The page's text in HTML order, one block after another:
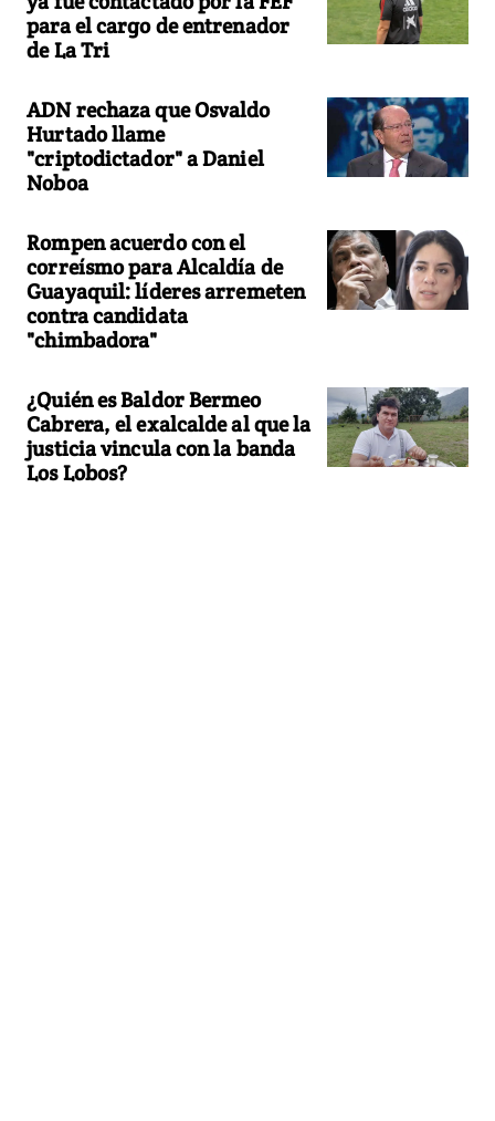
para el cargo de entrenador
de La Tri
ADN rechaza que Osvaldo
Hurtado llame
"criptodictador" a Daniel
Noboa
Rompen acuerdo con el
correísmo para Alcaldía de
Guayaquil: líderes arremeten
contra candidata
"chimbadora"
¿Quién es Baldor Bermeo
Cabrera, el exalcalde al que la
justicia vincula con la banda
Los Lobos?